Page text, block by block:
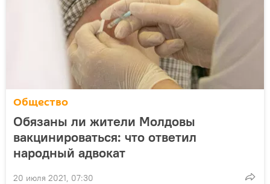
Общество
Обязаны ли жители Молдовы
вакцинироваться: что ответил
народный адвокат
20 июля 2021, 07:30